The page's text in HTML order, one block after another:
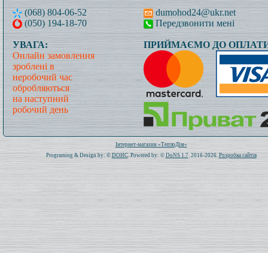
(068) 804-06-52
(050) 194-18-70
dumohod24@ukr.net
Передзвонити мені
УВАГА:
Онлайн замовлення
зроблені в
неробочий час
обробляються
на наступний
робочий день
ПРИЙМАЄМО ДО
Всього: 1020863 Сьогодні: 480
Інтернет-магазин «ТеплоДім»
Programing & Design by: ©DOHC. Powered by: © DoNS 1.7. 2016-2026. Розробка сайтів